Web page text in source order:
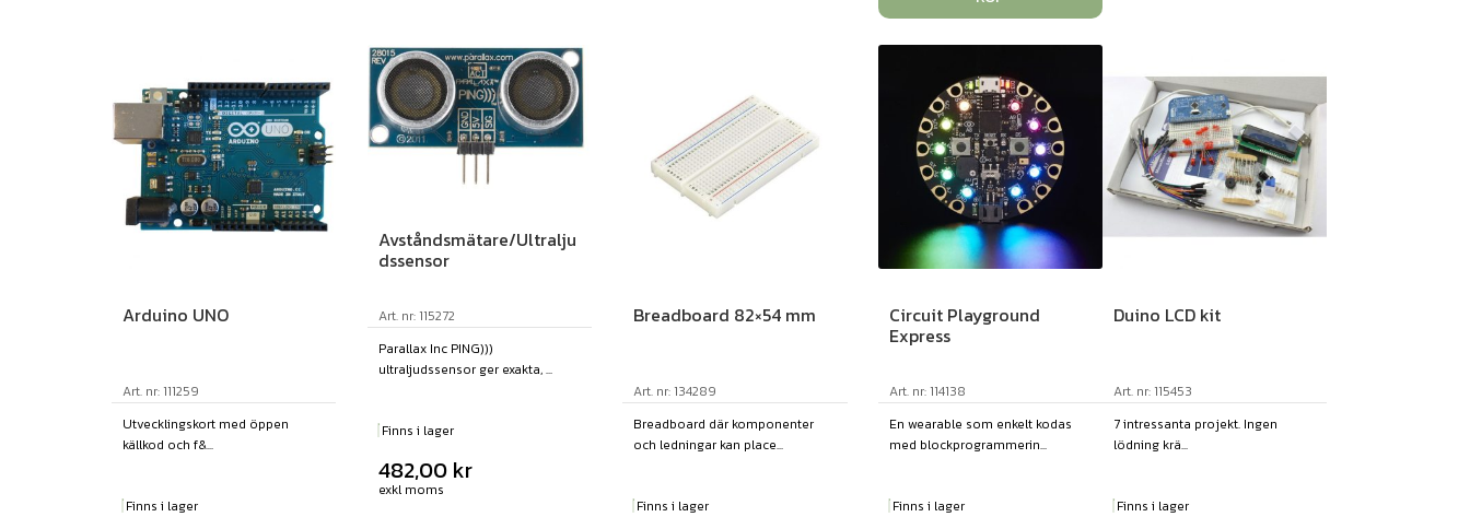
Arduino UNO
Art. nr: 111259
Utvecklingskort med öppen
källkod och f&...
Finns i lager
Avståndsmätare/Ultralju
dssensor
Art. nr: 115272
Parallax Inc PING)))
ultraljudssensor ger exakta, ...
Finns i lager
482,00 kr
exkl moms
Breadboard 82×54 mm
Art. nr: 134289
Breadboard där komponenter
och ledningar kan place...
Finns i lager
Circuit Playground
Express
Art. nr: 114138
En wearable som enkelt kodas
med blockprogrammerin...
Finns i lager
Duino LCD kit
Art. nr: 115453
7 intressanta projekt. Ingen
lödning krä...
Finns i lager